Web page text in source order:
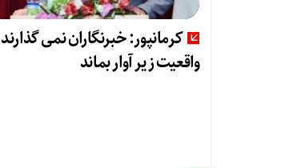
کرمانپور: خبرنگاران نمی گذارند
واقعیت زیر آوار بماند